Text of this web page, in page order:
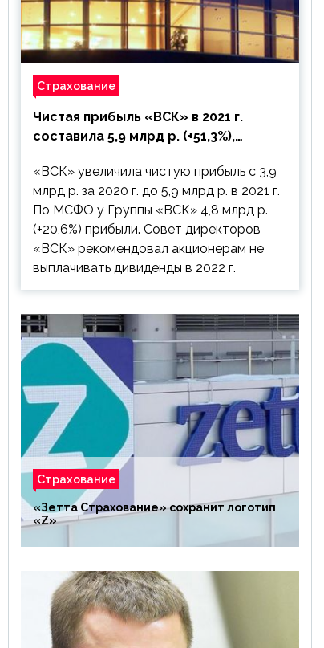
Страхование
Чистая прибыль «ВСК» в 2021 г.
составила 5,9 млрд р. (+51,3%),
выплачивать
«ВСК» увеличила чистую прибыль с 3,9
млрд р. за 2020 г. до 5,9 млрд р. в 2021 г.
По МСФО у Группы «ВСК» 4,8 млрд р.
(+20,6%) прибыли. Совет директоров
«ВСК» рекомендовал акционерам не
выплачивать дивиденды в 2022 г.
Страхование
«Зетта Страхование» сохранит логотип
«Z»